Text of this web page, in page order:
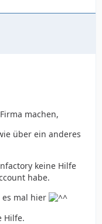
machen,
über ein anderes
keine Hilfe
habe.
mal hier
Hilfe.